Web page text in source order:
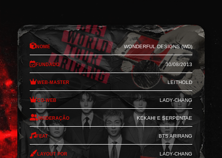
Nome Wonderful Designs (WD)
Fundado 30/08/2013
Web-Master Leithold
Co-Web Lady-Chang
Moderação Kekahi e Serpentae
Feat BTS Arirang
Layout por Lady-Chang